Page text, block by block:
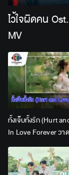
ไว้ใจผิดคน
MV
ทั้งเจ็บทั้งรัก (Hurt
In Love Forever วา
Lingling Kwong x
Kornnaphat |